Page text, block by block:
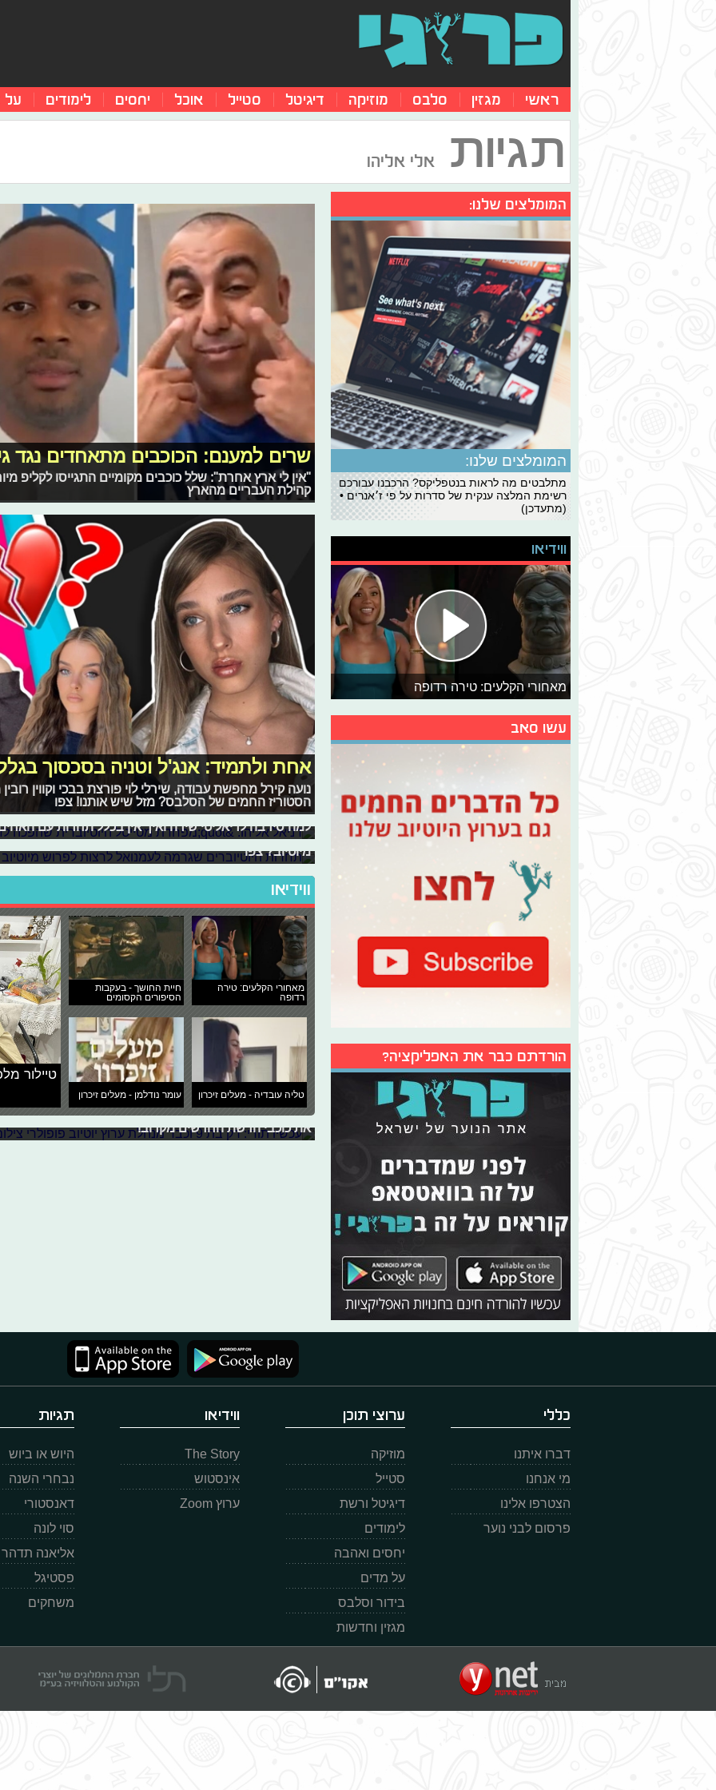
ראשי מגזין סלבס מוזיקה דיגיטל סטייל אוכל יחסים לימודים על
תגיות אלי אליהו
שרים למענם: הכוכבים מתאחדים נגד
"אין לי ארץ אחרת": שלל כוכבים מקומיים התגייסו לקליפ
קהילת העבריים מהארץ
אחת ולתמיד: אנג'ל וטניה בסכסוך
נועה קירל מחפשת עבודה, שירלי לוי פורצת בבכי וקווין
הסטוריז החמים של הסלבס? מזל שיש אותנו! צפו
דניאל אליהו: "מפחדת מטייטל
דניאל, האחות הבכורה לבית משפחת אליהו מהיוטיוב, עושה
ומשחררת סינגל בכורה. הצטרפנו אליה בצילומי הקליפ
למה סירבה לריאליטי שירה ואיך אין בכלל תחרות עם
תחרות היוטיוברים שגרמה לעמנואל
מתכוננים לתחרות פנימית ביניהם. מי ניצח ומי הלכו
מיוטיוב? צפו
ווידיאו
מאחורי הקלעים: טירה
רדופה
חיית החושך - בעקבות
הסיפורים הקסומים
טליה עובדיה - מעלים זיכרון עומר נודלמן - מעלים זיכרון
טיילור עכשיו תורי: רק בת 9 וכבר מנהלת ערוץ יוטיוב פופולרי
את לורן אליהו בטח תזהו מערוץ היוטיוב המשפחתי של
את כוכבי הרשת החדשים מקרוב!
המומלצים שלנו:
המומלצים שלנו:
מתלבטים מה לראות בנטפליקס? הרכבנו עבורכם
רשימת המלצה ענקית של סדרות על פי ז׳אנרים •
(מתעדכן)
ווידיאו
מאחורי הקלעים: טירה רדופה
עשו סאב
הורדתם כבר את האפליקציה?
כללי
דברו איתנו
מי אנחנו
הצטרפו אלינו
פרסום לבני נוער
ערוצי תוכן
מוזיקה
סטייל
דיגיטל ורשת
לימודים
יחסים ואהבה
על מדים
בידור וסלבס
מגזין וחדשות
ווידיאו
The Story
אינסטוש
ערוץ Zoom
תגיות
היוש או ביוש
נבחרי השנה
דאנסטורי
סוי לונה
אליאנה תדהר
פסטיגל
משחקים